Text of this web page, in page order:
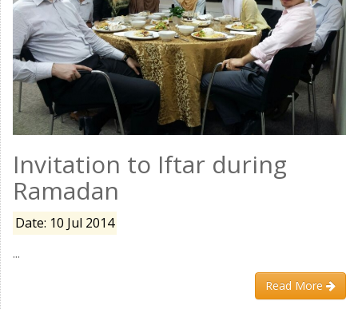
Invitation to Iftar during
Ramadan
Date: 10 Jul 2014
...
Read More